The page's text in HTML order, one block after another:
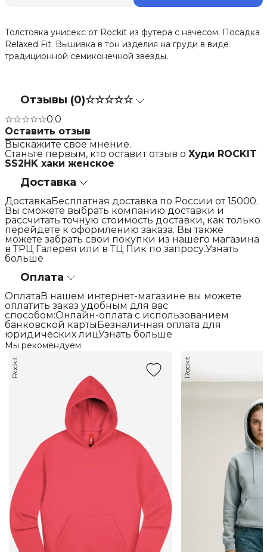
Толстовка унисекс от Rockit из футера с начесом. Посадка
Relaxed Fit. Вышивка в тон изделия на груди в виде
традиционной семиконечной звезды.
Отзывы (0)☆☆☆☆☆
☆☆☆☆☆0.0
Оставить отзыв
Выскажите свое мнение.
Станьте первым, кто оставит отзыв о Худи ROCKIT
SS2HK хаки женское
Доставка
ДоставкаБесплатная доставка по России от 15000.
Вы сможете выбрать компанию доставки и
рассчитать точную стоимость доставки, как только
перейдете к оформлению заказа. Вы также
можете забрать свои покупки из нашего магазина
в ТРЦ Галерея или в ТЦ Пик по запросу.Узнать
больше
Оплата
ОплатаВ нашем интернет-магазине вы можете
оплатить заказ удобным для вас
способом:Онлайн-оплата с использованием
банковской картыБезналичная оплата для
юридических лицУзнать больше
Мы рекомендуем
Rockit Rockit